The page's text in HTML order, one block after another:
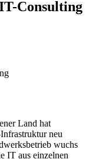
Consulting
Land hat
neu
wuchs
IT aus einzelnen